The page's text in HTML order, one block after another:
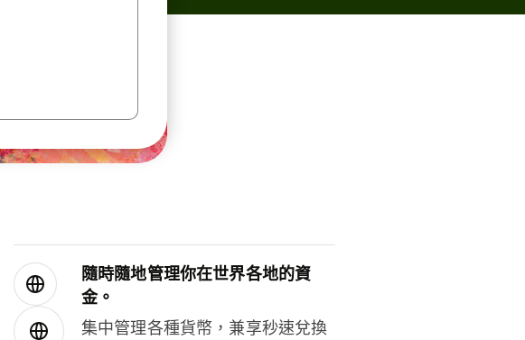
隨時隨地管理你在世界各地的資
金。
集中管理各種貨幣，兼享秒速兌換